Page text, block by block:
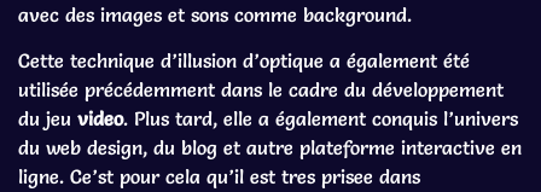
avec des images et sons comme background.
Cette technique d’illusion d’optique a également été
utilisée précédemment dans le cadre du développement
du jeu video. Plus tard, elle a également conquis l’univers
du web design, du blog et autre plateforme interactive en
ligne. Ce’st pour cela qu’il est tres prisee dans